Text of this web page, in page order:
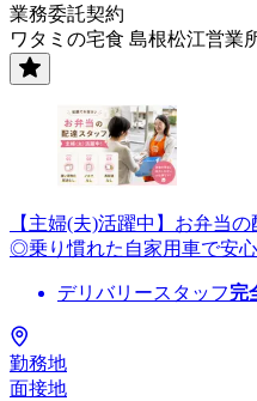
業務委託契約
ワタミの宅食 島根松江営業
【主婦(夫)活躍中】お弁当
◎乗り慣れた自家用車で安
デリバリースタッフ完
勤務地
面接地